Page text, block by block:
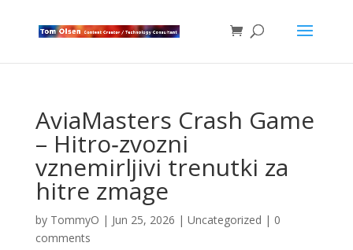
AviaMasters Crash Game
– Hitro‑zvozni
vznemirljivi trenutki za
hitre zmage
by TommyO | Jun 25, 2026 | Uncategorized | 0
comments